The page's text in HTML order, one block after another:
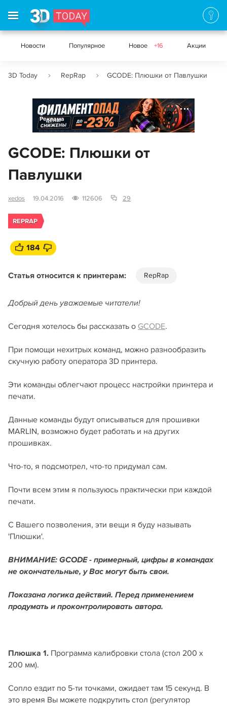
Новости Популярное Новое +16 Акции
3D Today RepRap GCODE: Плюшки от Павлушки
Реклама
GCODE: Плюшки от
Павлушки
xedos 19.04.2016 112606 29
REPRAP
184
Статья относится к принтерам: RepRap
Добрый день уважаемые читатели!
Сегодня хотелось бы рассказать о GCODE.
При помощи нехитрых команд, можно разнообразить
скучную работу оператора 3D принтера.
Эти команды облегчают процесс настройки принтера и
печати.
Данные команды будут описываться для прошивки
MARLIN, возможно будет работать и на других
прошивках.
Что-то, я подсмотрел, что-то придумал сам.
Почти всем этим я пользуюсь практически при каждой
печати.
С Вашего позволения, эти вещи я буду называть
'Плюшки'.
ВНИМАНИЕ: GCODE - примерный, цифры в командах
не окончательные, у Вас могут быть свои.
Показана логика действий. Перед применением
продумать и проконтролировать автора.
Плюшка 1. Программа калибровки стола (стол 200 х
200 мм).
Сопло ездит по 5-ти точками, ожидает там 15 секунд. В
это время Вы можете подкрутить стол (регулятор